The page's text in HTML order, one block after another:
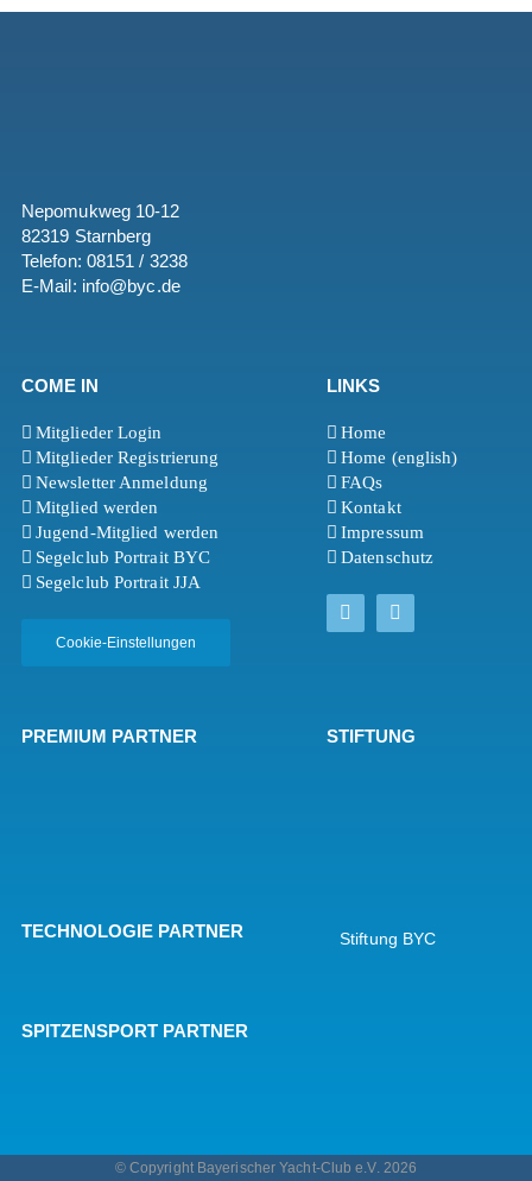
Nepomukweg 10-12
82319 Starnberg
Telefon: 08151 / 3238
E-Mail: info@byc.de
COME IN
Mitglieder Login
Mitglieder Registrierung
Newsletter Anmeldung
Mitglied werden
Jugend-Mitglied werden
Segelclub Portrait BYC
Segelclub Portrait JJA
Cookie-Einstellungen
LINKS
Home
Home (english)
FAQs
Kontakt
Impressum
Datenschutz
PREMIUM PARTNER
TECHNOLOGIE PARTNER
SPITZENSPORT PARTNER
STIFTUNG
Stiftung BYC
© Copyright Bayerischer Yacht-Club e.V. 2026